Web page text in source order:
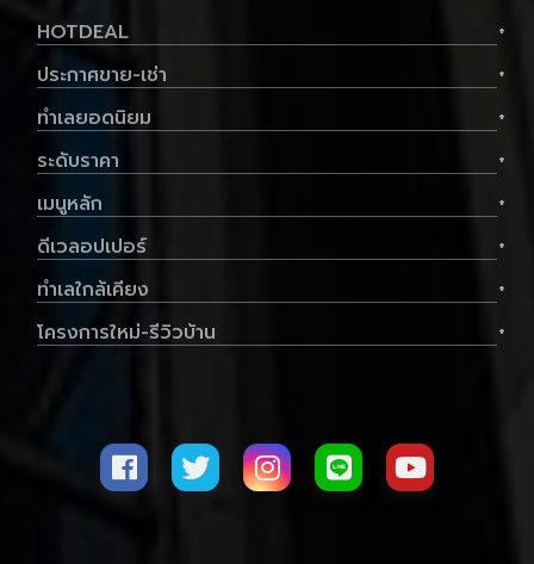
HOTDEAL +
ประกาศขาย-เช่า +
ทำเลยอดนิยม +
ระดับราคา +
เมนูหลัก +
ดีเวลอปเปอร์ +
ทำเลใกล้เคียง +
โครงการใหม่-รีวิวบ้าน +